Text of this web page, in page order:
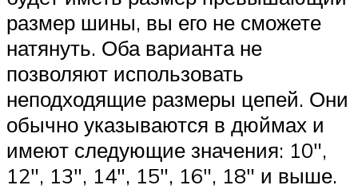
размер шины, вы его не сможете
натянуть. Оба варианта не
позволяют использовать
неподходящие размеры цепей. Они
обычно указываются в дюймах и
имеют следующие значения: 10″,
12″, 13″, 14″, 15″, 16″, 18″ и выше.